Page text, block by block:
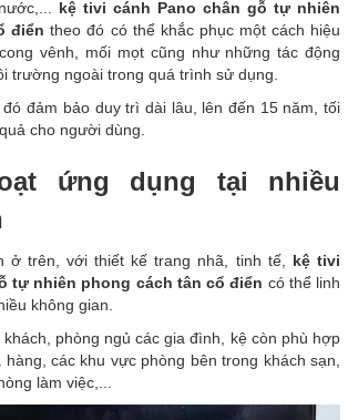
kệ tivi cánh Pano chân gỗ tự nhiên
điển theo đó có thể khắc phục một cách hiệu
vênh, mối mọt cũng như những tác động
trường ngoài trong quá trình sử dụng.
đảm bảo duy trì dài lâu, lên đến 15 năm, tối
cho người dùng.
ứng dụng tại nhiều
ở trên, với thiết kế trang nhã, tinh tế, kệ tivi
tự nhiên phong cách tân cổ điển có thể linh
không gian.
phòng ngủ các gia đình, kệ còn phù hợp
các khu vực phòng bên trong khách sạn,
làm việc,...